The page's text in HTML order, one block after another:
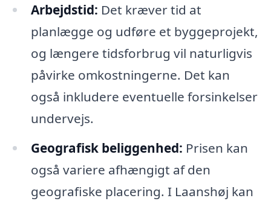
Arbejdstid: Det kræver tid at
planlægge og udføre et byggeprojekt,
og længere tidsforbrug vil naturligvis
påvirke omkostningerne. Det kan
også inkludere eventuelle forsinkelser
undervejs.
Geografisk beliggenhed: Prisen kan
også variere afhængigt af den
geografiske placering. I Laanshøj kan